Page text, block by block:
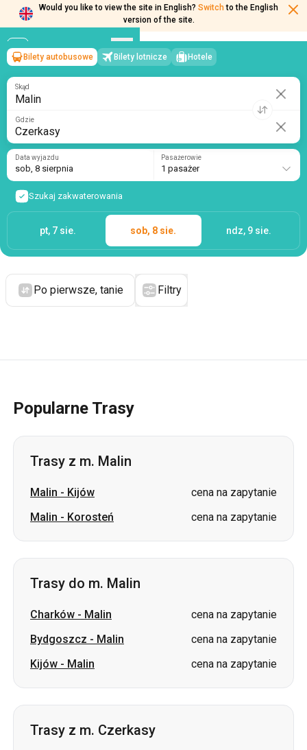
Would you like to view the site in English? Switch to the English
version of the site.
Malin→Czerkasy
sob, 8 sierpnia/1 pasażer
Bilety autobusowe Bilety lotnicze Hotele
Skąd
Gdzie
Data wyjazdu
sob, 8 sierpnia
Pasażerowie
1 pasażer
Szukaj zakwaterowania
pt, 7 sie. sob, 8 sie. ndz, 9 sie.
Po pierwsze, tanie Filtry
Popularne Trasy
Trasy z m. Malin
Malin - Kijów
cena na zapytanie
Malin - Korosteń cena na zapytanie
Trasy do m. Malin
Charków - Malin
cena na zapytanie
Bydgoszcz - Malin
cena na zapytanie
Kijów - Malin cena na zapytanie
Trasy z m. Czerkasy